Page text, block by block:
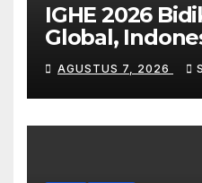
IGHE 2026
Global,
sebagai Pasar
Industri
AGUSTUS 7, 2026